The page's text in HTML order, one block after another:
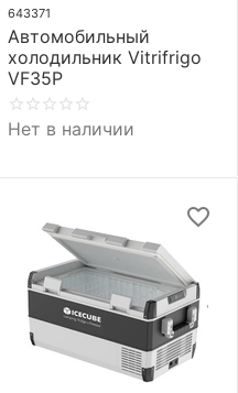
643371
Автомобильный
холодильник Vitrifrigo
VF35P
Нет в наличии